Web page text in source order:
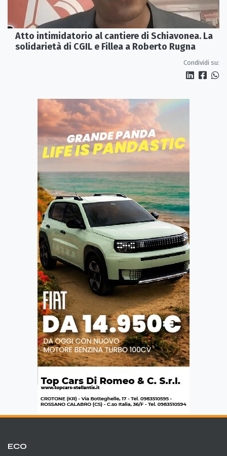
Atto intimidatorio al cantiere di Schiavonea. La
solidarietà di CGIL e Fillea a Roberto Rugna
Condividi su:
ECO